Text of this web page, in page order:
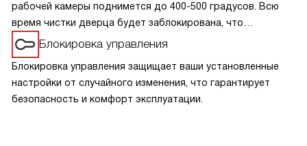
рабочей камеры поднимется до 400-500 градусов. Всю
время чистки дверца будет заблокирована, что
обезопасит от ожогов при случайном открывании. Дверца
разблокируется, когда шкаф остынет.
Блокировка управления
Блокировка управления защищает ваши установленные
настройки от случайного изменения, что гарантирует
безопасность и комфорт эксплуатации.